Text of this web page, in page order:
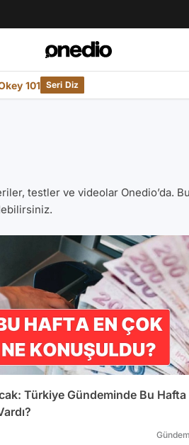
101 Seri Diz
testler ve videolar Onedio’da.
Türkiye Gündeminde Bu Hafta
Gündem